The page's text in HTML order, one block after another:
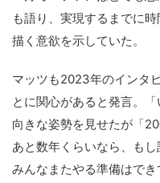
も語り、実現するまでに
描く意欲を示していた。
マッツも2023年のインタ
とに関心があると発言。
向きな姿勢を見せたが「
あと数年くらいなら、もし
みんなまたやる準備はで